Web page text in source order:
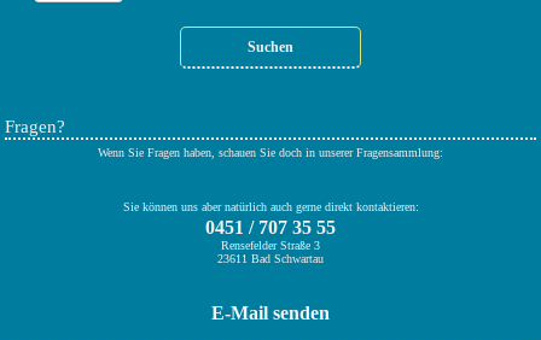
Fragen?
Wenn Sie Fragen haben, schauen Sie doch in unserer Fragensammlung:
Sie können uns aber natürlich auch gerne direkt kontaktieren:
0451 / 707 35 55
Rensefelder Straße 3
23611 Bad Schwartau
E-Mail senden